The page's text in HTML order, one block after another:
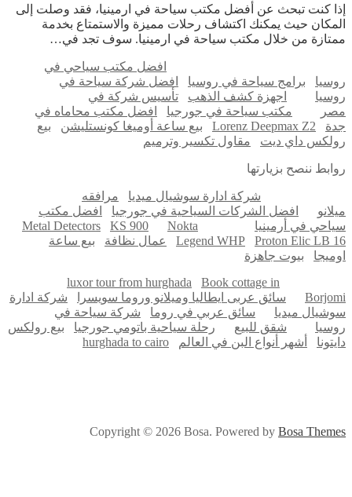
مكتب
سياحة
في
اكتشف
رحلات
مميزة
وخدمة
ممتازة
كنت تبحث عن أفضل مكتب سياحة في ارمينيا، فقد وصلت إلى
حيث يمكنك اكتشاف رحلات مميزة والاستمتاع بخدمة
من خلال مكتب سياحة في ارمينيا. سوف تجد في…
افضل مكتب سياحي في
برامج سياحة في روسيا
افضل شركة سياحة في
اجهزة كشف الذهب
تأسيس شركة في
مكتب سياحة في جورجيا
افضل مكتب محاماه في
Lorenz Deepmax Z2 بيع ساعة أوميغا كونستليشن
بيع
داي ديت
مقاول تكسير وترميم
ننصح بزيارتها
شركة ادارة سوشيال ميديا
مرافقه
افضل الشركات السياحية في جورجيا
افضل مكتب
في أرمينيا
Metal Detectors KS 900
Nokta
Legend WHP
Proton Elic LB عمال نظافة
بيع ساعة
بيوت جاهزة
luxor tour from hurghada
Book cottage in
سائق عربى ايطاليا وميلانو وروما سويسرا
شركة ادارة
ميديا
سائق عربي في روما
شركة سياحة في
شقق للبيع رحلة سياحية باتومي جورجيا
بيع رولكس
أشهر أنواع البن في العالم hurghada to cairo
Copyright © 2026 Bosa. Powered byBosa